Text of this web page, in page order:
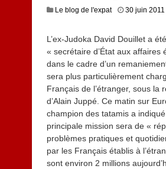
Le blog de l'expat 30 juin 2011
L’ex-Judoka David Douillet a
« secrétaire d’État aux affaires
dans le cadre d’un
sera plus particulièrement
Français de l’étranger, sous la
d’Alain Juppé. Ce matin sur
champion des tatamis a
principale mission sera de «
problèmes pratiques et
par les Français établis à
sont environ 2 millions